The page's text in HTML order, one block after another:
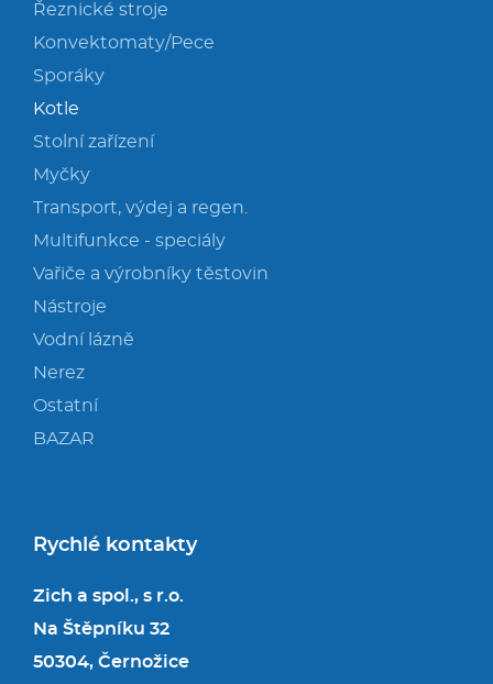
Řeznické stroje
Konvektomaty/Pece
Sporáky
Kotle
Stolní zařízení
Myčky
Transport, výdej a regen.
Multifunkce - speciály
Vařiče a výrobníky těstovin
Nástroje
Vodní lázně
Nerez
Ostatní
BAZAR
Rychlé kontakty
Zich a spol., s r.o.
Na Štěpníku 32
50304, Černožice